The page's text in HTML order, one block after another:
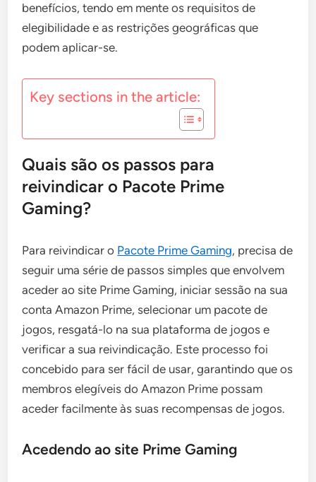
benefícios, tendo em mente os requisitos de
elegibilidade e as restrições geográficas que
podem aplicar-se.
Key sections in the article:
Quais são os passos para
reivindicar o Pacote Prime
Gaming?
Para reivindicar o Pacote Prime Gaming, precisa de
seguir uma série de passos simples que envolvem
aceder ao site Prime Gaming, iniciar sessão na sua
conta Amazon Prime, selecionar um pacote de
jogos, resgatá-lo na sua plataforma de jogos e
verificar a sua reivindicação. Este processo foi
concebido para ser fácil de usar, garantindo que os
membros elegíveis do Amazon Prime possam
aceder facilmente às suas recompensas de jogos.
Acedendo ao site Prime Gaming